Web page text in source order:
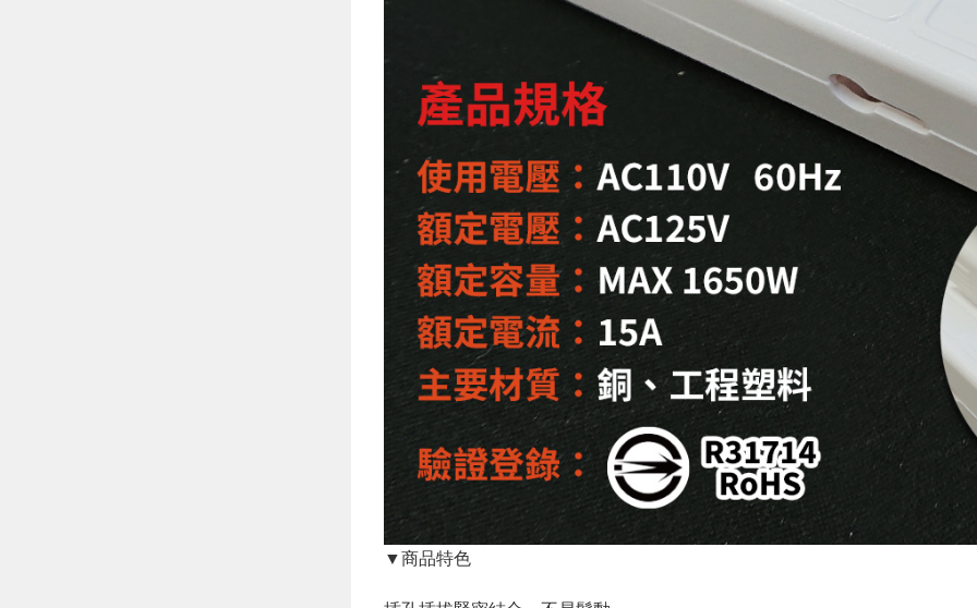
▼商品特色